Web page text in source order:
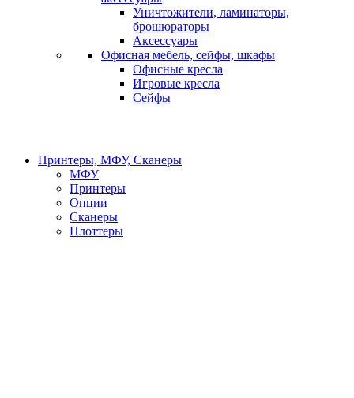
Уничтожители, ламинаторы,
брошюраторы
Аксессуары
Офисная мебель, сейфы, шкафы
Офисные кресла
Игровые кресла
Сейфы
Принтеры, МФУ, Сканеры
МФУ
Принтеры
Опции
Сканеры
Плоттеры